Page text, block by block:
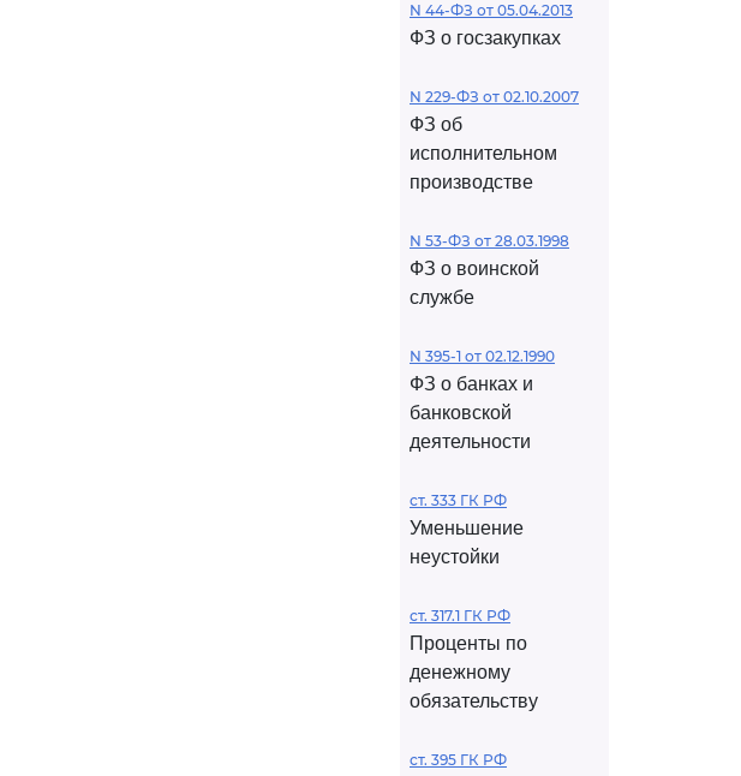
N 44-ФЗ от 05.04.2013
ФЗ о госзакупках
N 229-ФЗ от 02.10.2007
ФЗ об
исполнительном
производстве
N 53-ФЗ от 28.03.1998
ФЗ о воинской
службе
N 395-1 от 02.12.1990
ФЗ о банках и
банковской
деятельности
ст. 333 ГК РФ
Уменьшение
неустойки
ст. 317.1 ГК РФ
Проценты по
денежному
обязательству
ст. 395 ГК РФ